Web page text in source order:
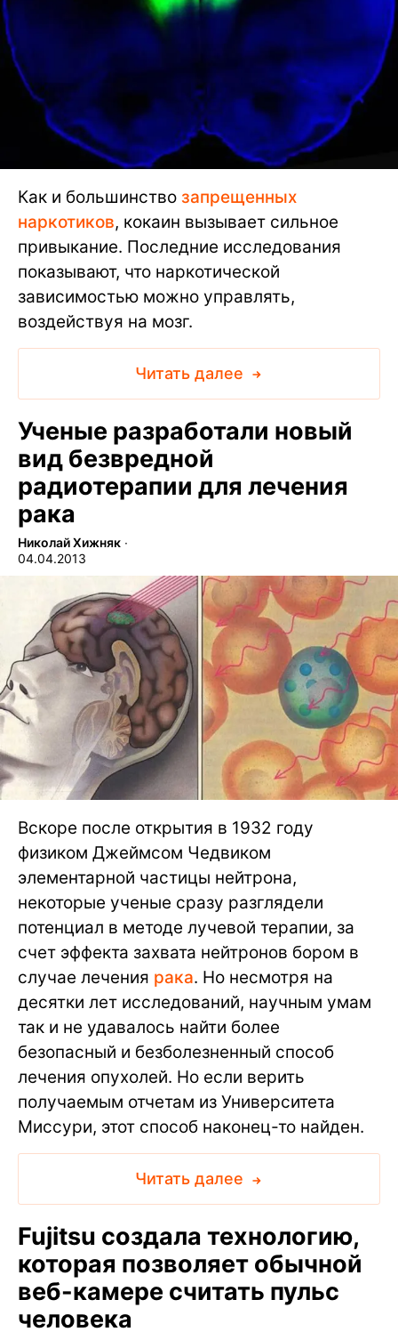
Как и большинство запрещенных
наркотиков, кокаин вызывает сильное
привыкание. Последние исследования
показывают, что наркотической
зависимостью можно управлять,
воздействуя на мозг.
Читать далее
Ученые разработали новый
вид безвредной
радиотерапии для лечения
рака
Николай Хижняк ∙
04.04.2013
Вскоре после открытия в 1932 году
физиком Джеймсом Чедвиком
элементарной частицы нейтрона,
некоторые ученые сразу разглядели
потенциал в методе лучевой терапии, за
счет эффекта захвата нейтронов бором в
случае лечения рака. Но несмотря на
десятки лет исследований, научным умам
так и не удавалось найти более
безопасный и безболезненный способ
лечения опухолей. Но если верить
получаемым отчетам из Университета
Миссури, этот способ наконец-то найден.
Читать далее
Fujitsu создала технологию,
которая позволяет обычной
веб-камере считать пульс
человека